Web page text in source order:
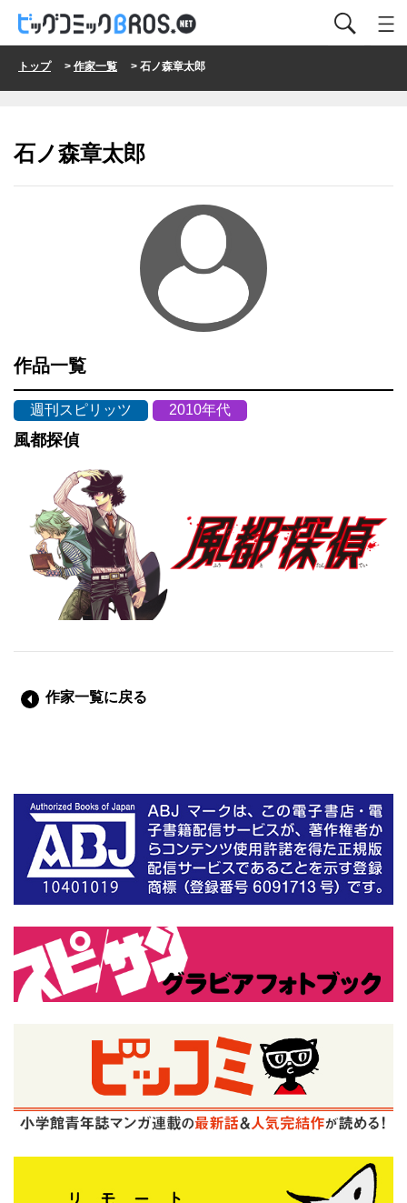
トップ> 作家一覧 > 石ノ森章太郎
石ノ森章太郎
作品一覧
週刊スピリッツ 2010年代
風都探偵
作家一覧に戻る